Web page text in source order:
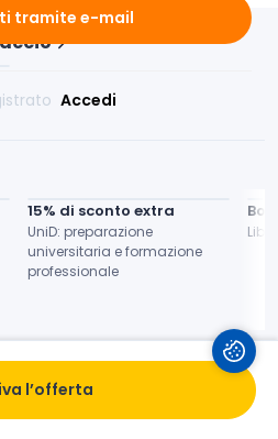
15% di sconto extra
UniD: preparazione
universitaria e formazione
professionale
l’offerta
tramite e-mail
Accedi